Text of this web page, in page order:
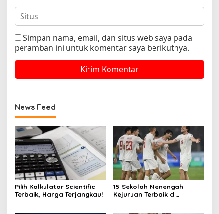
Simpan nama, email, dan situs web saya pada
peramban ini untuk komentar saya berikutnya.
News Feed
Pilih Kalkulator Scientific
Terbaik, Harga Terjangkau!
15 Sekolah Menengah
Kejuruan Terbaik di